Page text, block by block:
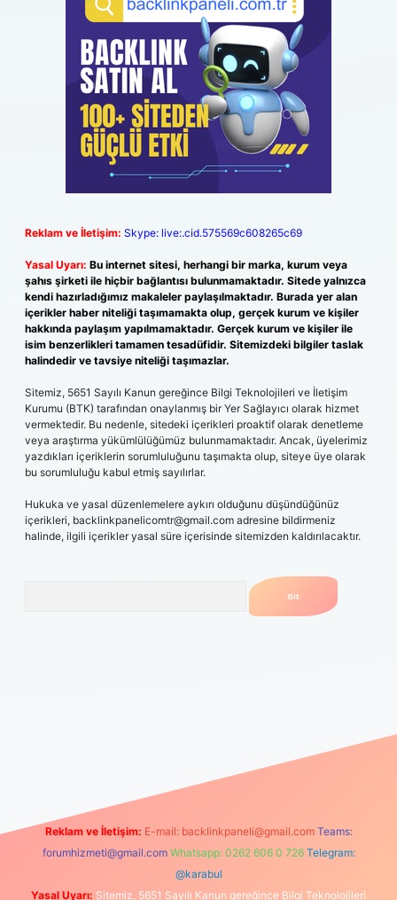
Reklam ve İletişim: Skype: live:.cid.575569c608265c69
Yasal Uyarı: Bu internet sitesi, herhangi bir marka, kurum veya
şahıs şirketi ile hiçbir bağlantısı bulunmamaktadır. Sitede yalnızca
kendi hazırladığımız makaleler paylaşılmaktadır. Burada yer alan
içerikler haber niteliği taşımamakta olup, gerçek kurum ve kişiler
hakkında paylaşım yapılmamaktadır. Gerçek kurum ve kişiler ile
isim benzerlikleri tamamen tesadüfidir. Sitemizdeki bilgiler taslak
halindedir ve tavsiye niteliği taşımazlar.
Sitemiz, 5651 Sayılı Kanun gereğince Bilgi Teknolojileri ve İletişim
Kurumu (BTK) tarafından onaylanmış bir Yer Sağlayıcı olarak hizmet
vermektedir. Bu nedenle, sitedeki içerikleri proaktif olarak denetleme
veya araştırma yükümlülüğümüz bulunmamaktadır. Ancak, üyelerimiz
yazdıkları içeriklerin sorumluluğunu taşımakta olup, siteye üye olarak
bu sorumluluğu kabul etmiş sayılırlar.
Hukuka ve yasal düzenlemelere aykırı olduğunu düşündüğünüz
içerikleri, backlinkpanelicomtr@gmail.com adresine bildirmeniz
halinde, ilgili içerikler yasal süre içerisinde sitemizden kaldırılacaktır.
betexper yeni
Reklam ve İletişim: E-mail: backlinkpaneli@gmail.com Teams:
forumhizmeti@gmail.com Whatsapp: 0262 606 0 726 Telegram:
@karabul
Yasal Uyarı: Sitemiz, 5651 Sayılı Kanun gereğince Bilgi Teknolojileri